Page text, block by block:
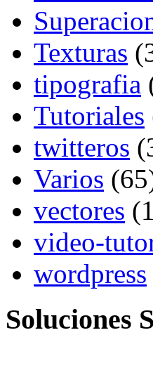
Texturas
tipografia
Tutoriales
twitteros
Varios
vectores
video-
wordpress
Soluciones